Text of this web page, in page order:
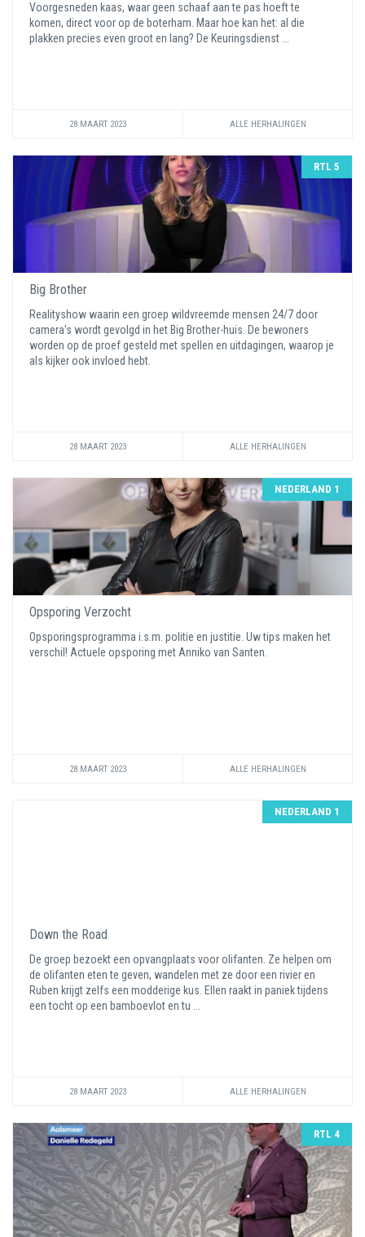
Voorgesneden kaas, waar geen schaaf aan te pas hoeft te
komen, direct voor op de boterham. Maar hoe kan het: al die
plakken precies even groot en lang? De Keuringsdienst ...
28 MAART 2023 ALLE HERHALINGEN
RTL 5
Big Brother
Realityshow waarin een groep wildvreemde mensen 24/7 door
camera's wordt gevolgd in het Big Brother-huis. De bewoners
worden op de proef gesteld met spellen en uitdagingen, waarop je
als kijker ook invloed hebt.
28 MAART 2023 ALLE HERHALINGEN
NEDERLAND 1
Opsporing Verzocht
Opsporingsprogramma i.s.m. politie en justitie. Uw tips maken het
verschil! Actuele opsporing met Anniko van Santen.
28 MAART 2023 ALLE HERHALINGEN
NEDERLAND 1
Down the Road
De groep bezoekt een opvangplaats voor olifanten. Ze helpen om
de olifanten eten te geven, wandelen met ze door een rivier en
Ruben krijgt zelfs een modderige kus. Ellen raakt in paniek tijdens
een tocht op een bamboevlot en tu ...
28 MAART 2023 ALLE HERHALINGEN
RTL 4